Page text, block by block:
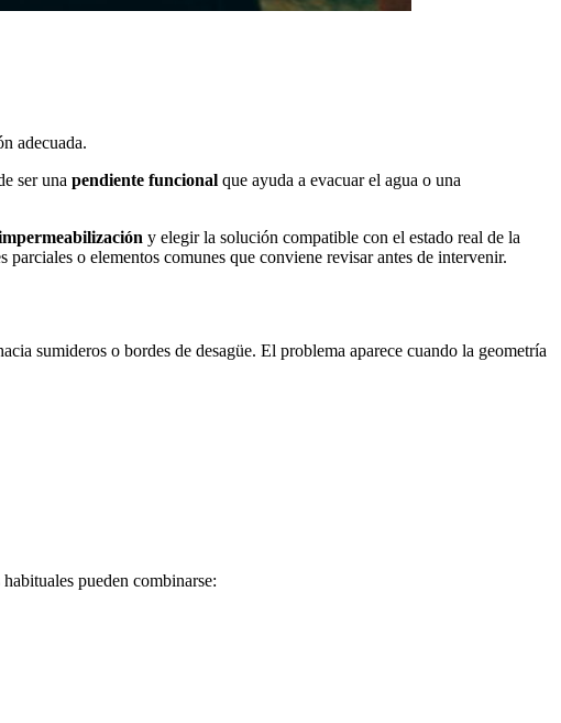
adecuada.
ser una pendiente funcional que ayuda a evacuar el agua o una
y elegir la solución compatible con el estado real de la
o elementos comunes que conviene revisar antes de intervenir.
sumideros o bordes de desagüe. El problema aparece cuando la geometría
pueden combinarse: